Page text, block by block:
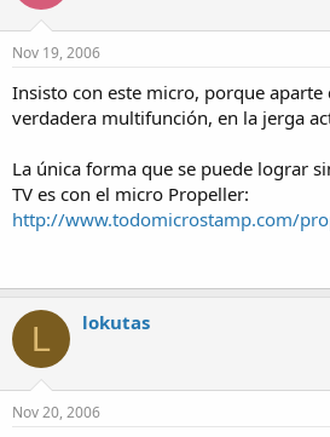
Nov 19, 2006
Insisto con este micro, porque aparte
verdadera multifunción, en la jerga
La única forma que se puede lograr
TV es con el micro Propeller:
http://www.todomicrostamp.com/
L lokutas
Nov 20, 2006